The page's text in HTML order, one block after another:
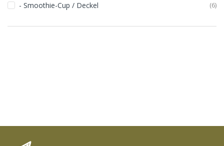
- Smoothie-Cup / Deckel (6)